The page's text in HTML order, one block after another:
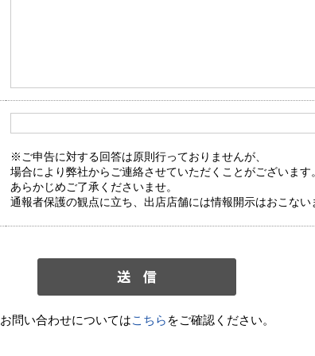
※ご申告に対する回答は原則行っておりませんが、
場合により弊社からご連絡させていただくことがございます。
あらかじめご了承くださいませ。
通報者保護の観点に立ち、出店店舗には情報開示はおこない
お問い合わせについてはこちら をご確認ください。